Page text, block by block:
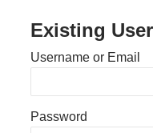
Existing
Username or Email
Password